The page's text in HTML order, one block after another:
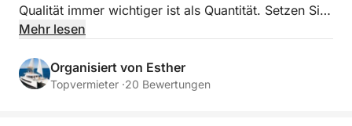
Qualität immer wichtiger ist als Quantität. Setzen Sie
die Segel von Sitges aus, lassen Sie sich von der
verzaubern und entdecken Sie, warum dieses Boot
zum Symbol für ein neues Verständnis von Luxus auf
Mehr lesen
Organisiert von Esther
Topvermieter ·20 Bewertungen